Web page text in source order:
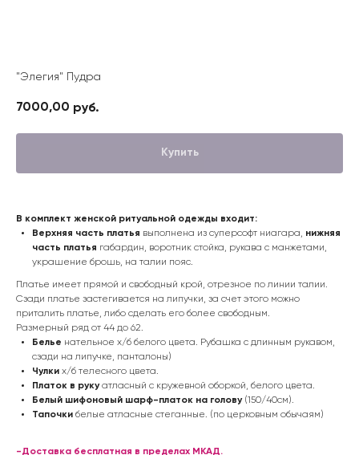
"Элегия" Пудра
7000,00 руб.
Купить
В комплект женской ритуальной одежды входит:
Верхняя часть платья выполнена из суперсофт ниагара, нижняя
часть платья габардин, воротник стойка, рукава с манжетами,
украшение брошь, на талии пояс.
Платье имеет прямой и свободный крой, отрезное по линии талии.
Сзади платье застегивается на липучки, за счет этого можно
приталить платье, либо сделать его более свободным.
Размерный ряд от 44 до 62.
Белье нательное х/б белого цвета. Рубашка с длинным рукавом,
сзади на липучке, панталоны)
Чулки х/б телесного цвета.
Платок в рукуатласный с кружевной оборкой, белого цвета.
Белый шифоновый шарф-платок на голову(150/40см).
Тапочки белые атласные стеганные. (по церковным обычаям)
-Доставка бесплатная в пределах МКАД.